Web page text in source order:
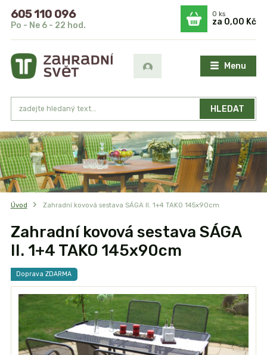
Menu
HLEDAT
605 110 096
Po - Ne 6 - 22 hod.
0ks
za 0,00 Kč
Úvod Zahradní kovová sestava SÁGA II. 1+4 TAKO 145x90cm
Zahradní kovová sestava SÁGA
II. 1+4 TAKO 145x90cm
Doprava ZDARMA